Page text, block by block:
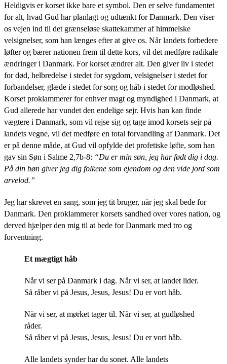
Heldigvis er korset ikke bare et symbol. Den er selve fundamentet
for alt, hvad Gud har planlagt og udtænkt for Danmark. Den viser
os vejen ind til det grænseløse skattekammer af himmelske
velsignelser, som han længes efter at give os. Når landets forbedere
løfter og bærer nationen frem til dette kors, vil det medføre radikale
ændringer i Danmark. For korset ændrer alt. Den giver liv i stedet
for død, helbredelse i stedet for sygdom, velsignelser i stedet for
forbandelser, glæde i stedet for sorg og håb i stedet for modløshed.
Korset proklammerer for enhver magt og myndighed i Danmark, at
Gud allerede har vundet den endelige sejr. Hvis han kan finde
vægtere i Danmark, som vil rejse sig og tage imod korsets sejr på
landets vegne, vil det medføre en total forvandling af Danmark. Det
er på denne måde, at Gud vil opfylde det profetiske løfte, som han
gav sin Søn i Salme 2,7b-8: “Du er min søn, jeg har født dig i dag.
På din bøn giver jeg dig folkene som ejendom og den vide jord som
arvelod.”
Jeg har skrevet en sang, som jeg tit bruger, når jeg skal bede for
Danmark. Den proklammerer korsets sandhed over vores nation, og
derved hjælper den mig til at bede for Danmark med tro og
forventning.
Et mægtigt håb
Når vi ser på Danmark i dag. Når vi ser, at landet lider.
Så råber vi på Jesus, Jesus, Jesus! Du er vort håb.
Når vi ser, at mørket tager til. Når vi ser, at gudløshed
råder.
Så råber vi på Jesus, Jesus, Jesus! Du er vort håb.
Alle landets synder har du sonet. Alle landets